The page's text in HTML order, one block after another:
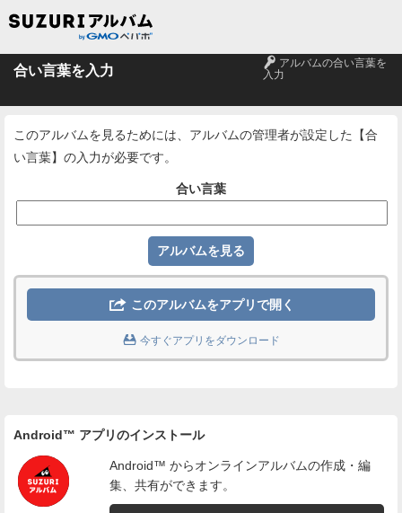
合い言葉を入力 🔑 アルバムの合い言葉を
入力
このアルバムを見るためには、アルバムの管理者が設定した【合
い言葉】の入力が必要です。
合い言葉
 このアルバムをアプリで開く
 今すぐアプリをダウンロード
Android™ アプリのインストール
Android™ からオンラインアルバムの作成・編
集、共有ができます。